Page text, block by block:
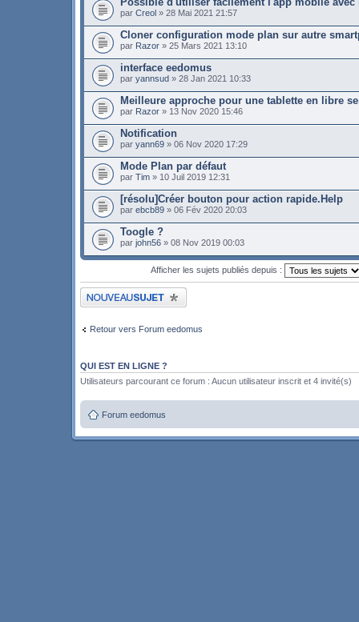
par Creol » 28 Mai 2021 21:57
Cloner configuration mode plan sur autre
par Razor » 25 Mars 2021 13:10
interface eedomus
par yannsud » 28 Jan 2021 10:33
Meilleure approche pour une tablette en libre
par Razor » 13 Nov 2020 15:46
Notification
par yann69 » 06 Nov 2020 17:29
Mode Plan par défaut
par Tim » 10 Juil 2019 12:31
[résolu]Créer bouton pour action rapide.Help
par ebcb89 » 06 Fév 2020 20:03
Toogle ?
par john56 » 08 Nov 2019 00:03
Afficher les sujets publiés depuis :
Publier un nouveau sujet
Retour vers Forum eedomus
QUI EST EN LIGNE ?
Utilisateurs parcourant ce forum : Aucun utilisateur inscrit et 4 invité(s)
Forum eedomus